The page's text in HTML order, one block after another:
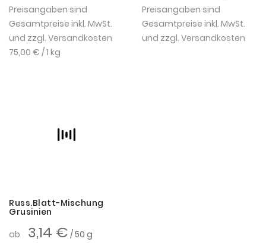
Preisangaben sind
Gesamtpreise inkl. MwSt.
und zzgl. Versandkosten
75,00 € / 1 kg
Preisangaben sind
Gesamtpreise inkl. MwSt.
und zzgl. Versandkosten
Russ.Blatt-Mischung
Grusinien
ab
3,14 € / 50 g